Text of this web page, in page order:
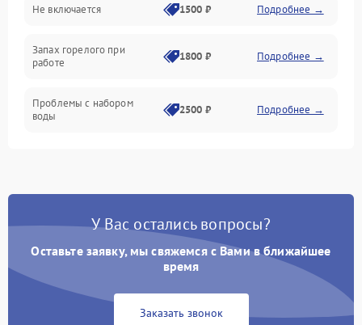
Не включается 1500 ₽ Подробнее →
Запах горелого при
работе
1800 ₽ Подробнее →
Проблемы с набором
воды
2500 ₽ Подробнее →
Замена платы управления 2200 ₽ Подробнее →
У Вас остались вопросы?
Оставьте заявку, мы свяжемся с Вами в ближайшее
время
Заказать звонок